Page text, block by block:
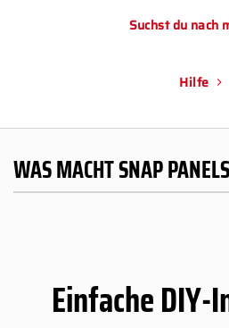
Suchst du nach
Hilfe
WAS MACHT SNAP
Einfache